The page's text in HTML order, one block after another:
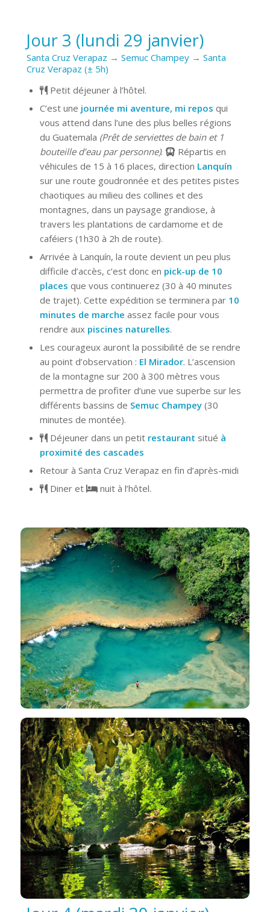
Jour 3 (lundi 29 janvier)
Santa Cruz Verapaz → Semuc Champey → Santa
Cruz Verapaz (± 5h)
Petit déjeuner à l’hôtel.
C’est une journée mi aventure, mi repos qui
vous attend dans l’une des plus belles régions
du Guatemala (Prêt de serviettes de bain et 1
bouteille d’eau par personne).
Répartis en
véhicules de 15 à 16 places, direction Lanquín
sur une route goudronnée et des petites pistes
chaotiques au milieu des collines et des
montagnes, dans un paysage grandiose, à
travers les plantations de cardamome et de
caféiers (1h30 à 2h de route).
Arrivée à Lanquín, la route devient un peu plus
difficile d’accès, c’est donc en pick-up de 10
places que vous continuerez (30 à 40 minutes
de trajet). Cette expédition se terminera par 10
minutes de marche assez facile pour vous
rendre aux piscines naturelles.
Les courageux auront la possibilité de se rendre
au point d’observation : El Mirador. L’ascension
de la montagne sur 200 à 300 mètres vous
permettra de profiter d’une vue superbe sur les
différents bassins de Semuc Champey(30
minutes de montée).
Déjeuner dans un petit restaurant situé à
proximité des cascades
Retour à Santa Cruz Verapaz en fin d’après-midi
Diner et
nuit à l’hôtel.